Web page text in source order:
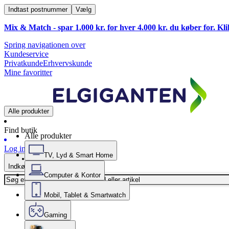
Indtast postnummer Vælg
Mix & Match - spar 1.000 kr. for hver 4.000 kr. du køber for.
Spring navigationen over
Kundeservice
PrivatkundeErhvervskunde
Mine favoritter
Alle produkter
Find butik
Log ind
Indkøbskurv
Alle produkter
TV, Lyd & Smart Home
Computer & Kontor
Mobil, Tablet & Smartwatch
Gaming